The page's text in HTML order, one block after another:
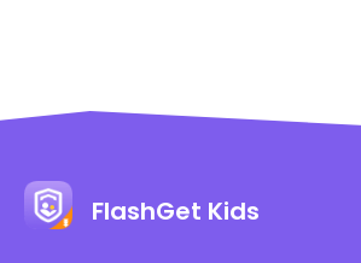
FlashGet Kids